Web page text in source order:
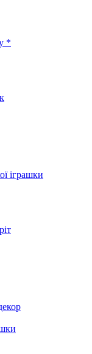
*
іграшки